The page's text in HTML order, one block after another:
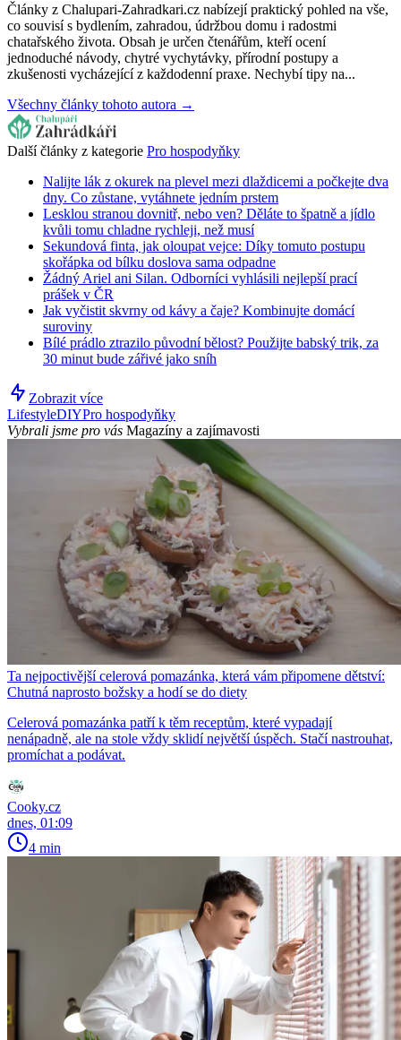
Články z Chalupari-Zahradkari.cz nabízejí praktický pohled na vše,
co souvisí s bydlením, zahradou, údržbou domu i radostmi
chatařského života. Obsah je určen čtenářům, kteří ocení
jednoduché návody, chytré vychytávky, přírodní postupy a
zkušenosti vycházející z každodenní praxe. Nechybí tipy na...
Všechny články tohoto autora →
Další články z kategorie Pro hospodyňky
Nalijte lák z okurek na plevel mezi dlaždicemi a počkejte dva
dny. Co zůstane, vytáhnete jedním prstem
Lesklou stranou dovnitř, nebo ven? Děláte to špatně a jídlo
kvůli tomu chladne rychleji, než musí
Sekundová finta, jak oloupat vejce: Díky tomuto postupu
skořápka od bílku doslova sama odpadne
Žádný Ariel ani Silan. Odborníci vyhlásili nejlepší prací
prášek v ČR
Jak vyčistit skvrny od kávy a čaje? Kombinujte domácí
suroviny
Bílé prádlo ztrazilo původní bělost? Použijte babský trik, za
30 minut bude zářivé jako sníh
Zobrazit více
LifestyleDIYPro hospodyňky
Vybrali jsme pro vás Magazíny a zajímavosti
Ta nejpoctivější celerová pomazánka, která vám připomene dětství:
Chutná naprosto božsky a hodí se do diety
Celerová pomazánka patří k těm receptům, které vypadají
nenápadně, ale na stole vždy sklidí největší úspěch. Stačí nastrouhat,
promíchat a podávat.
Cooky.cz
dnes, 01:09
4 min